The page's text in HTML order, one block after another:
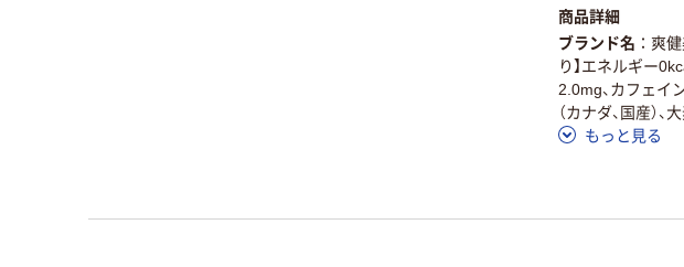
仕組
この商品の環境
ア詳細／加点項目
商品詳細
ブランド名 爽
り】エネルギー
2.0mg、カフェイ
（カナダ、国産）
もっと見る